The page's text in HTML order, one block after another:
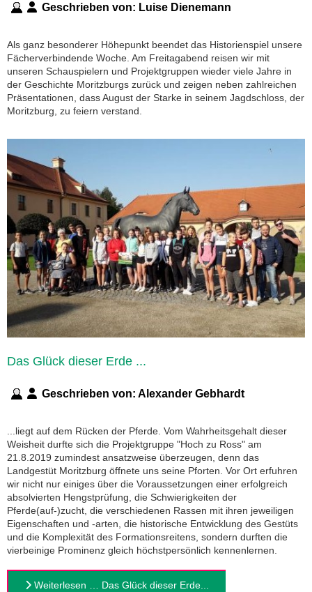
Geschrieben von: Luise Dienemann
Als ganz besonderer Höhepunkt beendet das Historienspiel unsere
Fächerverbindende Woche. Am Freitagabend reisen wir mit
unseren Schauspielern und Projektgruppen wieder viele Jahre in
der Geschichte Moritzburgs zurück und zeigen neben zahlreichen
Präsentationen, dass August der Starke in seinem Jagdschloss, der
Moritzburg, zu feiern verstand.
Das Glück dieser Erde ...
Geschrieben von: Alexander Gebhardt
...liegt auf dem Rücken der Pferde. Vom Wahrheitsgehalt dieser
Weisheit durfte sich die Projektgruppe "Hoch zu Ross" am
21.8.2019 zumindest ansatzweise überzeugen, denn das
Landgestüt Moritzburg öffnete uns seine Pforten. Vor Ort erfuhren
wir nicht nur einiges über die Voraussetzungen einer erfolgreich
absolvierten Hengstprüfung, die Schwierigkeiten der
Pferde(auf-)zucht, die verschiedenen Rassen mit ihren jeweiligen
Eigenschaften und -arten, die historische Entwicklung des Gestüts
und die Komplexität des Formationsreitens, sondern durften die
vierbeinige Prominenz gleich höchstpersönlich kennenlernen.
Weiterlesen … Das Glück dieser Erde...